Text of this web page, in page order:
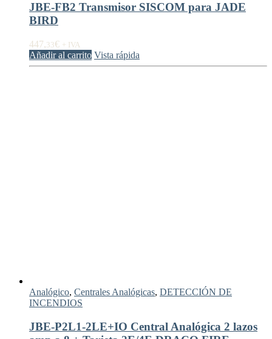
JBE-FB2 Transmisor SISCOM para JADE
BIRD
447,33€ + IVA
Añadir al carrito Vista rápida
Analógico, Centrales Analógicas, DETECCIÓN DE
INCENDIOS
JBE-P2L1-2LE+IO Central Analógica 2 lazos